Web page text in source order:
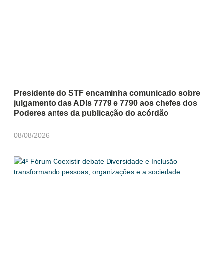
Presidente do STF encaminha comunicado sobre
julgamento das ADIs 7779 e 7790 aos chefes dos
Poderes antes da publicação do acórdão
08/08/2026